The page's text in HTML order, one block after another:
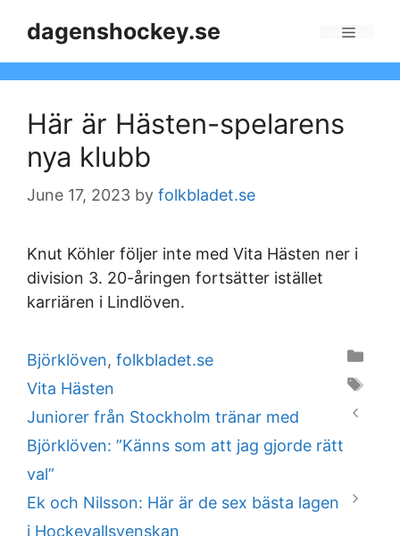
dagenshockey.se
Här är Hästen-spelarens
nya klubb
June 17, 2023 by folkbladet.se
Knut Köhler följer inte med Vita Hästen ner i
division 3. 20-åringen fortsätter istället
karriären i Lindlöven.
Categories
Björklöven, folkbladet.se
Tags
Vita Hästen
Juniorer från Stockholm tränar med
Björklöven: ”Känns som att jag gjorde rätt
val”
Ek och Nilsson: Här är de sex bästa lagen
i Hockeyallsvenskan